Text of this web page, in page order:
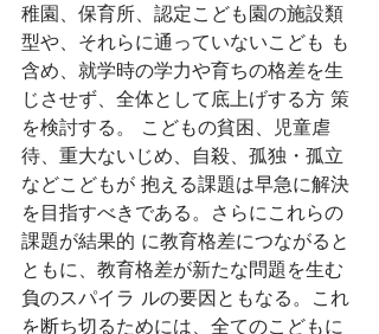
稚園、保育所、認定こども園の施設類
型や、それらに通っていないこども も
含め、就学時の学力や育ちの格差を生
じさせず、全体として底上げする方 策
を検討する。 こどもの貧困、児童虐
待、重大ないじめ、自殺、孤独・孤立
などこどもが 抱える課題は早急に解決
を目指すべきである。さらにこれらの
課題が結果的 に教育格差につながると
ともに、教育格差が新たな問題を生む
負のスパイラ ルの要因ともなる。これ
を断ち切るためには、全てのこどもに